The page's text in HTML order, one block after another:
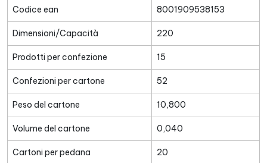
Codice ean 8001909538153
Dimensioni/Capacità 220
Prodotti per confezione 15
Confezioni per cartone 52
Peso del cartone 10,800
Volume del cartone 0,040
Cartoni per pedana 20